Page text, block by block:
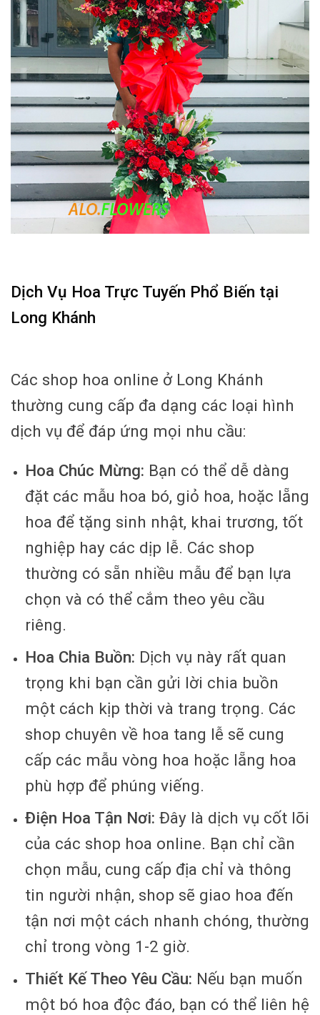
Dịch Vụ Hoa Trực Tuyến Phổ Biến tại
Long Khánh
Các shop hoa online ở Long Khánh
thường cung cấp đa dạng các loại hình
dịch vụ để đáp ứng mọi nhu cầu:
Hoa Chúc Mừng: Bạn có thể dễ dàng
đặt các mẫu hoa bó, giỏ hoa, hoặc lẵng
hoa để tặng sinh nhật, khai trương, tốt
nghiệp hay các dịp lễ. Các shop
thường có sẵn nhiều mẫu để bạn lựa
chọn và có thể cắm theo yêu cầu
riêng.
Hoa Chia Buồn: Dịch vụ này rất quan
trọng khi bạn cần gửi lời chia buồn
một cách kịp thời và trang trọng. Các
shop chuyên về hoa tang lễ sẽ cung
cấp các mẫu vòng hoa hoặc lẵng hoa
phù hợp để phúng viếng.
Điện Hoa Tận Nơi: Đây là dịch vụ cốt lõi
của các shop hoa online. Bạn chỉ cần
chọn mẫu, cung cấp địa chỉ và thông
tin người nhận, shop sẽ giao hoa đến
tận nơi một cách nhanh chóng, thường
chỉ trong vòng 1-2 giờ.
Thiết Kế Theo Yêu Cầu: Nếu bạn muốn
một bó hoa độc đáo, bạn có thể liên hệ